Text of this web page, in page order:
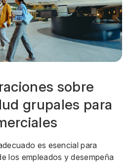
sobre
grupales para
es esencial para
los empleados y desempeña